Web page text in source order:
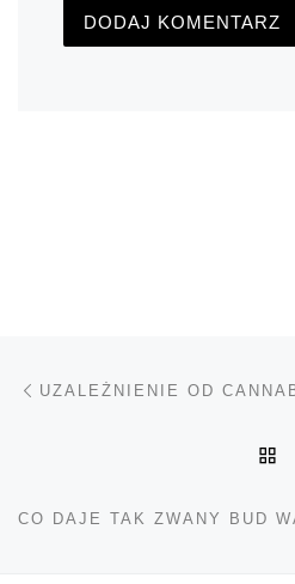
Nawigacja wpisu